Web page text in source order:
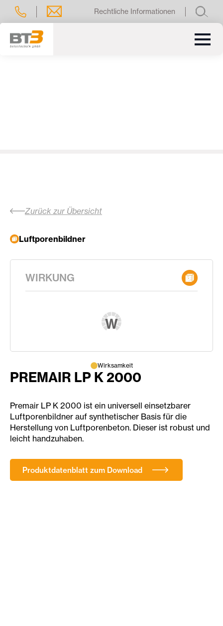
Rechtliche Informationen
Zurück zur Übersicht
Luftporenbildner
WIRKUNG
W
Wirksamkeit
PREMAIR LP K 2000
Premair LP K 2000 ist ein universell einsetzbarer
Luftporenbildner auf synthetischer Basis für die
Herstellung von Luftporenbeton. Dieser ist robust und
leicht handzuhaben.
Produktdatenblatt zum Download